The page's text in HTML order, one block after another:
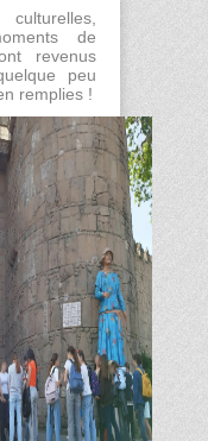
de
revenus
peu
remplies !